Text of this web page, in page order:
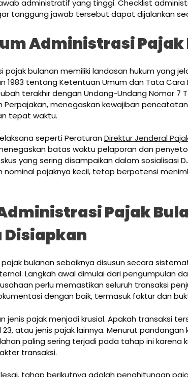
administratif yang tinggi. Checklist
tanggung jawab tersebut dapat dijalankan
Administrasi Pajak
pajak bulanan memiliki landasan hukum yang
1983 tentang Ketentuan Umum dan Tata Cara
terakhir dengan Undang-Undang Nomor 7
Perpajakan, menegaskan kewajiban
tepat waktu.
seperti PeraturanDirektur Jenderal
batas waktu pelaporan dan
yang sering disampaikan dalam sosialisasi
nominal pajaknya kecil, tetap berpotensi
Pajak
Disiapkan
bulanan sebaiknya disusun secara
Langkah awal dimulai dari pengumpulan
perlu memastikan seluruh transaksi
dengan baik, termasuk faktur dan
jenis pajak menjadi krusial. Apakah transaksi
23, atau jenis pajak lainnya. Menurut
paling sering terjadi pada tahap ini karena
transaksi.
tahap berikutnya adalah penghitungan